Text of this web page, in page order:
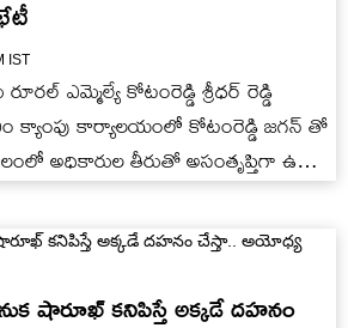
IST
ఎమ్మెల్యే కోటంరెడ్డి శ్రీధర్ రెడ్డి
క్యాంపు కార్యాలయంలో కోటంరెడ్డి జగన్ తో
అధికారుల తీరుతో అసంతృప్తిగా ఉన్న
షారూఖ్ కనిపిస్తే అక్కడే దహనం